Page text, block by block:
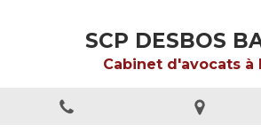
SCP DESBOS
Cabinet d'avocats à